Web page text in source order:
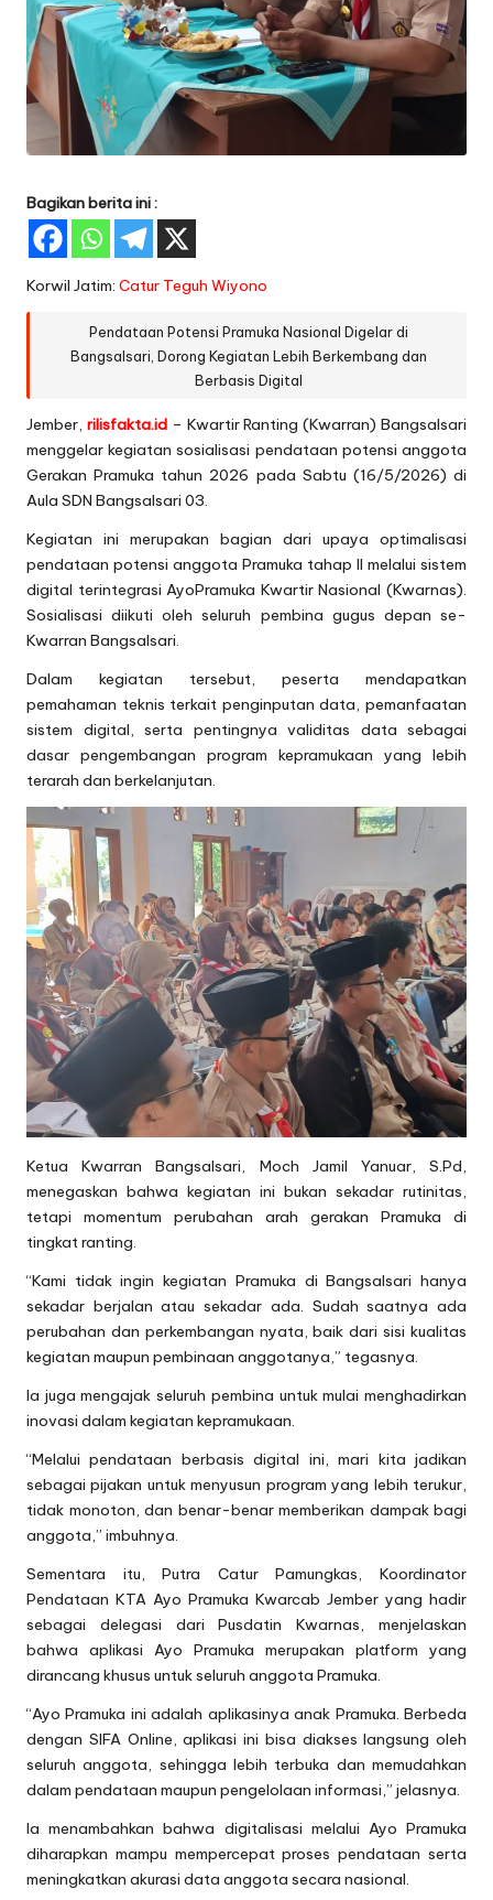
Bagikan berita ini :
Korwil Jatim: Catur Teguh Wiyono
Pendataan Potensi Pramuka Nasional Digelar di
Bangsalsari, Dorong Kegiatan Lebih Berkembang dan
Berbasis Digital
Jember, rilisfakta.id– Kwartir Ranting (Kwarran) Bangsalsari
menggelar kegiatan sosialisasi pendataan potensi anggota
Gerakan Pramuka tahun 2026 pada Sabtu (16/5/2026) di
Aula SDN Bangsalsari 03.
Kegiatan ini merupakan bagian dari upaya optimalisasi
pendataan potensi anggota Pramuka tahap II melalui sistem
digital terintegrasi AyoPramuka Kwartir Nasional (Kwarnas).
Sosialisasi diikuti oleh seluruh pembina gugus depan se-
Kwarran Bangsalsari.
Dalam kegiatan tersebut, peserta mendapatkan
pemahaman teknis terkait penginputan data, pemanfaatan
sistem digital, serta pentingnya validitas data sebagai
dasar pengembangan program kepramukaan yang lebih
terarah dan berkelanjutan.
Ketua Kwarran Bangsalsari, Moch Jamil Yanuar, S.Pd,
menegaskan bahwa kegiatan ini bukan sekadar rutinitas,
tetapi momentum perubahan arah gerakan Pramuka di
tingkat ranting.
“Kami tidak ingin kegiatan Pramuka di Bangsalsari hanya
sekadar berjalan atau sekadar ada. Sudah saatnya ada
perubahan dan perkembangan nyata, baik dari sisi kualitas
kegiatan maupun pembinaan anggotanya,” tegasnya.
Ia juga mengajak seluruh pembina untuk mulai menghadirkan
inovasi dalam kegiatan kepramukaan.
“Melalui pendataan berbasis digital ini, mari kita jadikan
sebagai pijakan untuk menyusun program yang lebih terukur,
tidak monoton, dan benar-benar memberikan dampak bagi
anggota,” imbuhnya.
Sementara itu, Putra Catur Pamungkas, Koordinator
Pendataan KTA Ayo Pramuka Kwarcab Jember yang hadir
sebagai delegasi dari Pusdatin Kwarnas, menjelaskan
bahwa aplikasi Ayo Pramuka merupakan platform yang
dirancang khusus untuk seluruh anggota Pramuka.
“Ayo Pramuka ini adalah aplikasinya anak Pramuka. Berbeda
dengan SIFA Online, aplikasi ini bisa diakses langsung oleh
seluruh anggota, sehingga lebih terbuka dan memudahkan
dalam pendataan maupun pengelolaan informasi,” jelasnya.
Ia menambahkan bahwa digitalisasi melalui Ayo Pramuka
diharapkan mampu mempercepat proses pendataan serta
meningkatkan akurasi data anggota secara nasional.